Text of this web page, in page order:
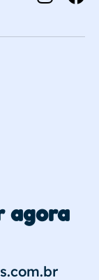
agora